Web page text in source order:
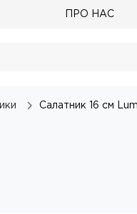
ПРО НАС
Салатник 16 см